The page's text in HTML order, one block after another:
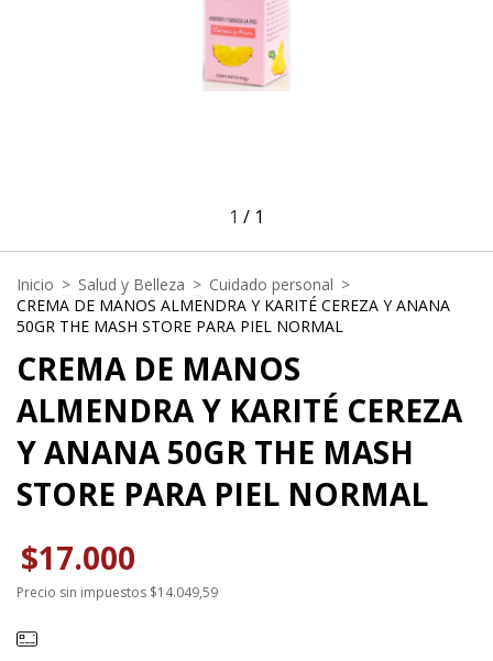
1 / 1
Inicio > Salud y Belleza > Cuidado personal >
CREMA DE MANOS ALMENDRA Y KARITÉ CEREZA Y ANANA
50GR THE MASH STORE PARA PIEL NORMAL
CREMA DE MANOS
ALMENDRA Y KARITÉ CEREZA
Y ANANA 50GR THE MASH
STORE PARA PIEL NORMAL
$17.000
Precio sin impuestos $14.049,59